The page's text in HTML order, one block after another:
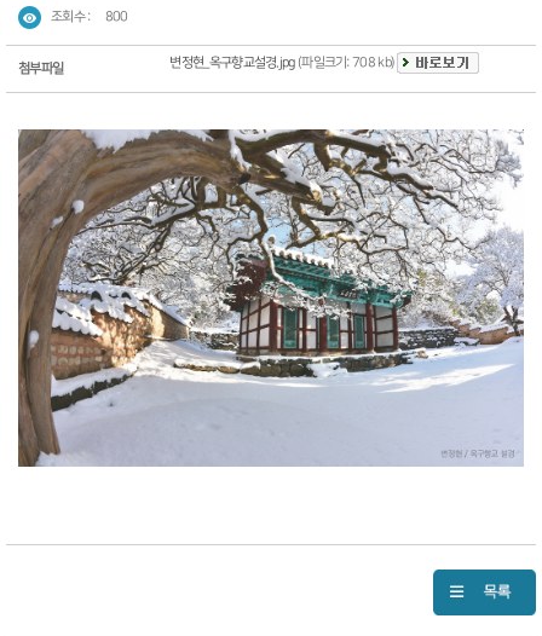
조회수 : 800
첨부파일 변정현_옥구향교설경.jpg (파일크기: 708 kb)